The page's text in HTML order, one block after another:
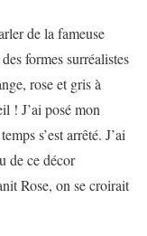
de la fameuse
formes surréalistes
rose et gris à
! J’ai posé mon
s’est arrêté. J’ai
de ce décor
Rose, on se croirait